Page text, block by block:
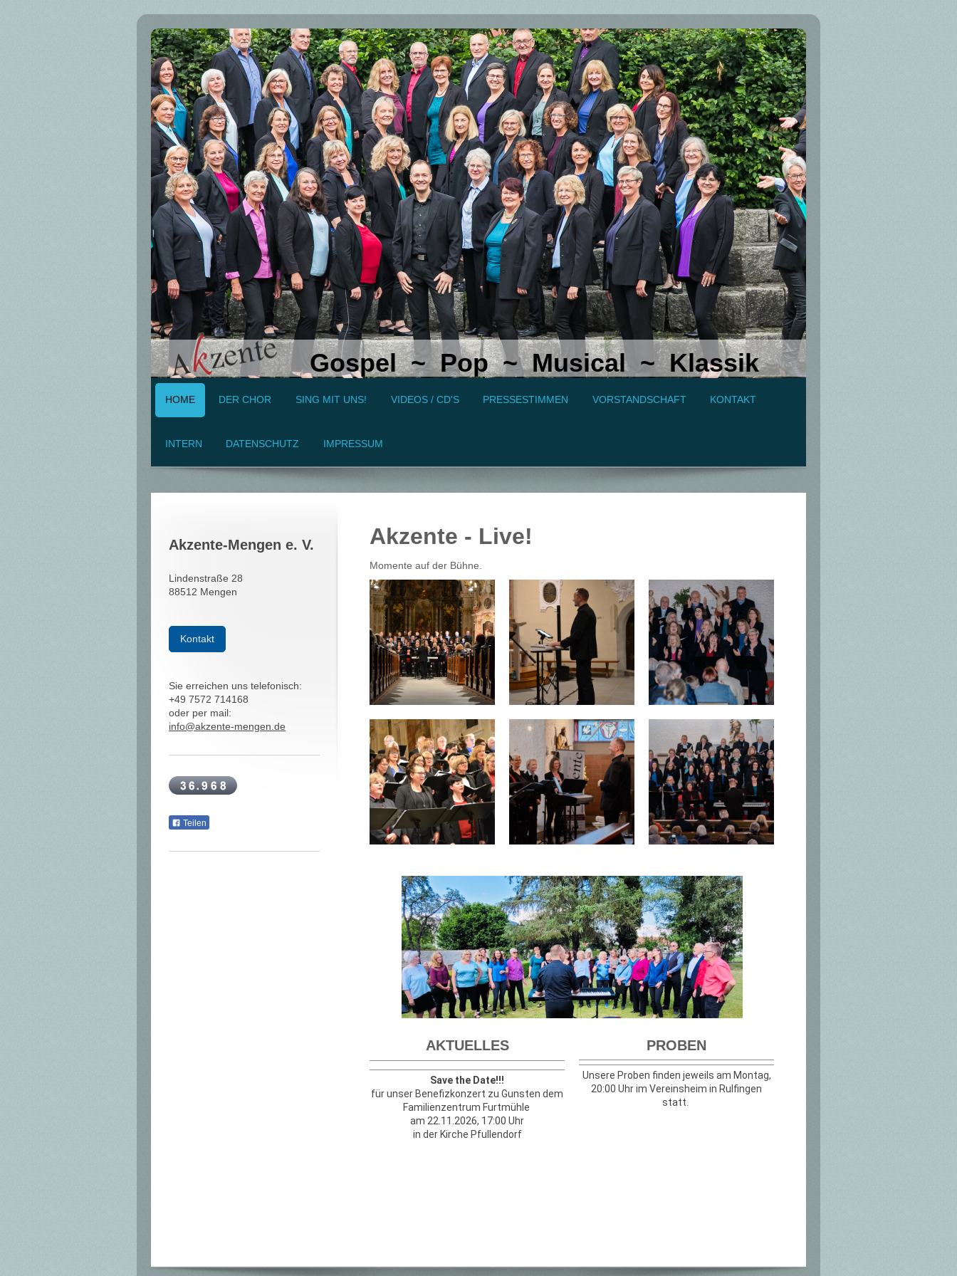
Gospel ~ Pop ~ Musical ~ Klassik
HOME DER CHOR SING MIT UNS! VIDEOS / CD'S PRESSESTIMMEN VORSTANDSCHAFT KONTAKT
INTERN DATENSCHUTZ IMPRESSUM
Akzente - Live!
Momente auf der Bühne.
AKTUELLES
Save the Date!!!
für unser Benefizkonzert zu Gunsten dem
Familienzentrum Furtmühle
am 22.11.2026, 17:00 Uhr
in der Kirche Pfullendorf
PROBEN
Unsere Proben finden jeweils am Montag,
20:00 Uhr im Vereinsheim in Rulfingen
statt.
Akzente-Mengen e. V.
Lindenstraße 28
88512 Mengen
Kontakt
Sie erreichen uns telefonisch:
+49 7572 714168
oder per mail:
info@akzente-mengen.de
Teilen